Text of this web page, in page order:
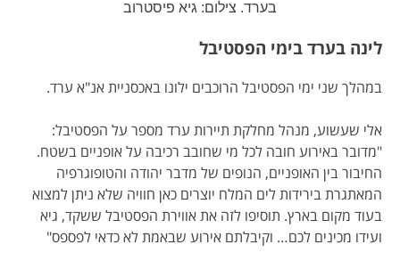
בערד. צילום: גיא פיסטרוב
לינה בערד בימי הפסטיבל
במהלך שני ימי הפסטיבל הרוכבים ילונו באכסניית אנ"א ערד.
אלי שעשוע, מנהל מחלקת תיירות ערד מספר על הפסטיבל:
"מדובר באירוע חובה לכל מי שחובב רכיבה על אופניים בשטח.
החיבור בין האופניים, הנופים של מדבר יהודה והטופוגרפיה
המאתגרת בירידות לים המלח יוצרים כאן חוויה שלא ניתן למצוא
בעוד מקום בארץ. תוסיפו לזה את אווירת הפסטיבל ששקד, גיא
ועידו מכינים לכם… וקיבלתם אירוע שבאמת לא כדאי לפספס"